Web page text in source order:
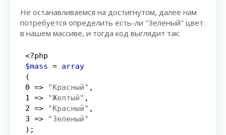
Не останавливаемся на достигнутом, далее нам
потребуется определить есть-ли "Зеленый" цвет
в нашем массиве, и тогда код выглядит так:
<?php
$mass = array
(
0 => "Красный" ,
1 => "Желтый" ,
2 => "Красный" ,
3 =>
"Зеленый"
);